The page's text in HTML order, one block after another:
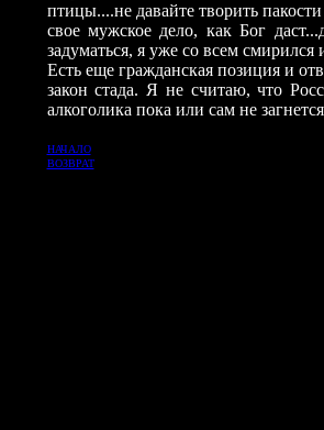
птицы....не давайте творить
свое мужское дело, как Бог
задуматься, я уже со всем
Есть еще гражданская позиция и
закон стада. Я не считаю, что
алкоголика пока или сам не
НАЧАЛО
ВОЗВРАТ